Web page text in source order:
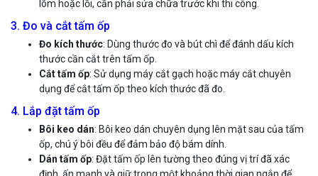
lõm hoặc lồi, cần phải sửa chữa trước khi thi công.
3. Đo và cắt tấm ốp
Đo kích thước: Dùng thước đo và bút chì để đánh dấu kích
thước cần cắt trên tấm ốp.
Cắt tấm ốp: Sử dụng máy cắt gạch hoặc máy cắt chuyên
dụng để cắt tấm ốp theo kích thước đã đo.
4. Lắp đặt tấm ốp
Bôi keo dán: Bôi keo dán chuyên dụng lên mặt sau của tấm
ốp, chú ý bôi đều để đảm bảo độ bám dính.
Dán tấm ốp: Đặt tấm ốp lên tường theo đúng vị trí đã xác
định, ấn mạnh và giữ trong một khoảng thời gian ngắn để